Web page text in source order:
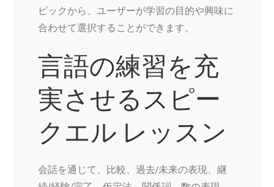
ピックから、ユーザーが学習の目的や興味に
合わせて選択することができます。
言語の練習を充
実させるスピー
クエル レッスン
会話を通じて、比較、過去/未来の表現、継